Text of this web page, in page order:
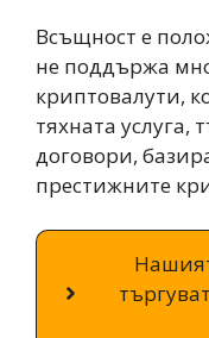
Всъщност е
не поддържа
криптовалути,
тяхната услуга,
договори,
престижните